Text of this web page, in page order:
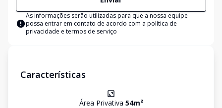
As informações serão utilizadas para que a nossa equipe
possa entrar em contato de acordo com a política de
privacidade e termos de serviço
Características
Área Privativa 54m²